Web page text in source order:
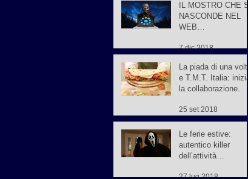
IL MOSTRO CHE SI
NASCONDE NEL
WEB
7 dic 2018
La piada di una volta
e T.M.T. Italia: inizia
la collaborazione.
25 set 2018
Le ferie estive:
autentico killer
dell’attività
27 lug 2018